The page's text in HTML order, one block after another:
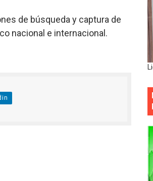
de búsqueda y captura de
nacional e internacional.